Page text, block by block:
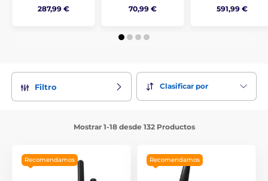
287,99 € 70,99 € 591,99 €
Filtro Clasificar por
Mostrar 1-18 desde 132 Productos
Recomendamos Recomendamos